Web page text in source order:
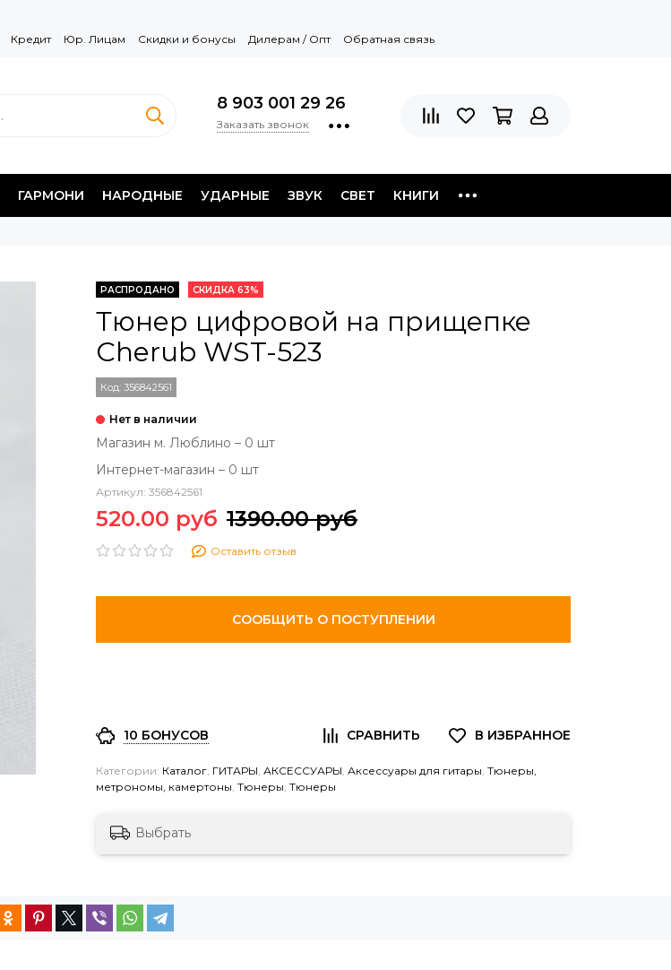
Кредит Юр. Лицам Скидки и бонусы Дилерам / Опт Обратная связь
8 903 001 29 26
Заказать звонок
ГАРМОНИ НАРОДНЫЕ УДАРНЫЕ ЗВУК СВЕТ КНИГИ
РАСПРОДАНО СКИДКА 63%
Тюнер цифровой на прищепке
Cherub WST-523
Код: 356842561
Магазин м. Люблино – 0 шт
Интернет-магазин – 0 шт
Артикул: 356842561
520.00 руб 1390.00 руб
Оставить отзыв
СООБЩИТЬ О ПОСТУПЛЕНИИ
10 БОНУСОВ
Категории: Каталог, ГИТАРЫ, АКСЕССУАРЫ, Аксессуары для гитары, Тюнеры,
метрономы, камертоны, Тюнеры, Тюнеры
Выбрать